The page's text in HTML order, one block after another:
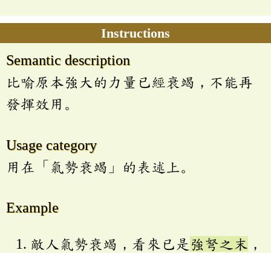
Instructions
Semantic description
比喻原本強大的力量已經衰竭，不能再
發揮效用。
Usage category
用在「氣勢衰竭」的表述上。
Example
敵人氣勢衰竭，看來已是 強弩之末 ，